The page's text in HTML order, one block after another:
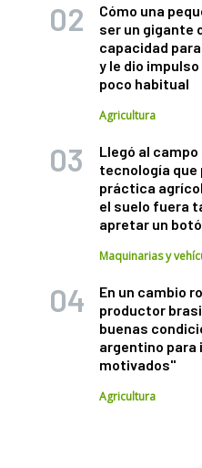
Cómo una
ser un gigante
capacidad
y le dio
poco habitual
Agricultura
Llegó al
tecnología que
práctica
el suelo fuera
apretar un
Maquinarias y
En un cambio
productor
buenas
argentino para
motivados"
Agricultura